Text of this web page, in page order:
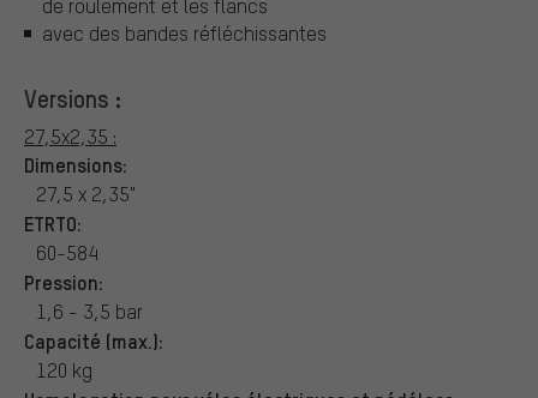
de roulement et les flancs
avec des bandes réfléchissantes
Versions :
27,5x2,35 :
Dimensions:
27,5 x 2,35"
ETRTO:
60-584
Pression:
1,6 - 3,5 bar
Capacité (max.):
120 kg